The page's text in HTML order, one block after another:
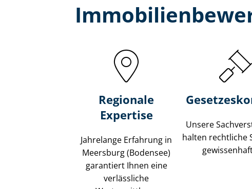
Regionale
Expertise
Jahrelange Erfahrung in
Meersburg (Bodensee)
garantiert Ihnen eine
verlässliche
Unsere
halten rechtliche